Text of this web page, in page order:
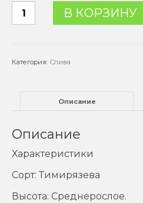
Количество
товара
В КОРЗИНУ
Категория: Слива
Описание
Описание
Характеристики
Сорт: Тимирязева
Высота: Среднерослое.